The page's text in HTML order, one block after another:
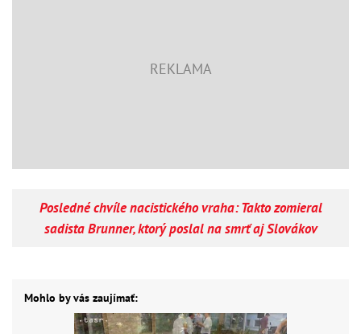
Posledné chvíle nacistického vraha: Takto zomieral
sadista Brunner, ktorý poslal na smrť aj Slovákov
Mohlo by vás zaujímať: